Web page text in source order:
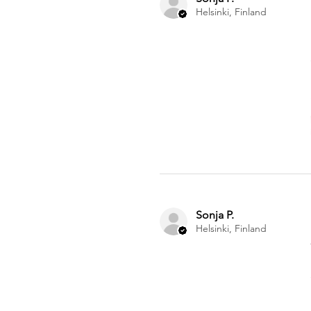
Helsinki, Finland
Sonja P.
Helsinki, Finland